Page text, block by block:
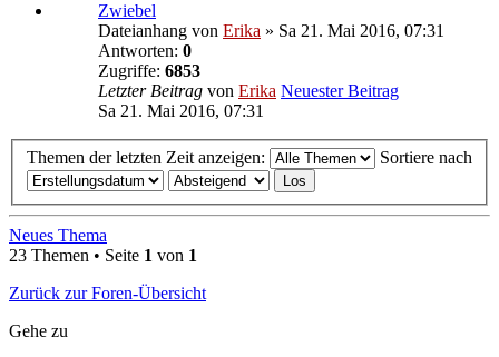
Zwiebel
Dateianhang von Erika » Sa 21. Mai 2016, 07:31
Antworten: 0
Zugriffe: 6853
Letzter Beitrag von Erika Neuester Beitrag
Sa 21. Mai 2016, 07:31
Themen der letzten Zeit anzeigen: Sortiere nach
Neues Thema
23 Themen • Seite 1 von 1
Zurück zur Foren-Übersicht
Gehe zu